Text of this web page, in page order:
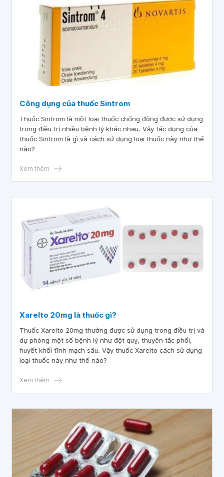
Công dụng của thuốc Sintrom
Thuốc Sintrom là một loại thuốc chống đông được sử dụng
trong điều trị nhiều bệnh lý khác nhau. Vậy tác dụng của
thuốc Sintrom là gì và cách sử dụng loại thuốc này như thế
nào?
Xem thêm
Xarelto 20mg là thuốc gì?
Thuốc Xarelto 20mg thường được sử dụng trong điều trị và
dự phòng một số bệnh lý như đột quỵ, thuyên tắc phổi,
huyết khối tĩnh mạch sâu. Vậy thuốc Xarelto cách sử dụng
loại thuốc này như thế nào?
Xem thêm